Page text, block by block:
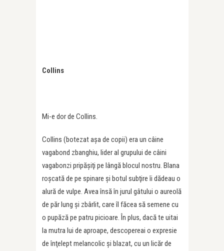
Collins
Mi-e dor de Collins.
Collins (botezat aşa de copii) era un câine
vagabond zbanghiu, lider al grupului de câini
vagabonzi pripăşiţi pe lângă blocul nostru. Blana
roşcată de pe spinare şi botul subţire îi dădeau o
alură de vulpe. Avea însă în jurul gâtului o aureolă
de păr lung şi zbârlit, care îl făcea să semene cu
o pupăză pe patru picioare. În plus, dacă te uitai
la mutra lui de aproape, descopereai o expresie
de înţelept melancolic şi blazat, cu un licăr de